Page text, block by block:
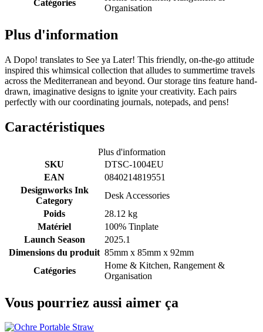
Catégories
Organisation
Plus d'information
A Dopo! translates to See ya Later! This friendly, on-the-go attitude
inspired this whimsical collection that alludes to summertime travels
across the Mediterranean and beyond. Our storage tins feature hand-
drawn, imaginative designs to ignite your creativity. Each pairs
perfectly with our coordinating journals, notepads, and pens!
Caractéristiques
Plus d'information
SKU
DTSC-1004EU
EAN
0840214819551
Designworks Ink
Category
Desk Accessories
Poids
28.12 kg
Matériel
100% Tinplate
Launch Season
2025.1
Dimensions du produit 85mm x 85mm x 92mm
Catégories
Home & Kitchen, Rangement &
Organisation
Vous pourriez aussi aimer ça